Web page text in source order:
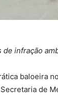
infração
baloeira
de